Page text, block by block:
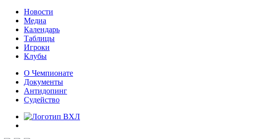
Новости
Медиа
Календарь
Таблицы
Игроки
Клубы
О Чемпионате
Документы
Антидопинг
Судейство